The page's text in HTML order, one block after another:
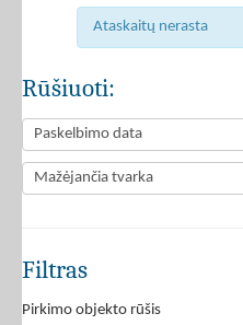
Ataskaitų nerasta
Rūšiuoti:
Filtras
Pirkimo objekto rūšis